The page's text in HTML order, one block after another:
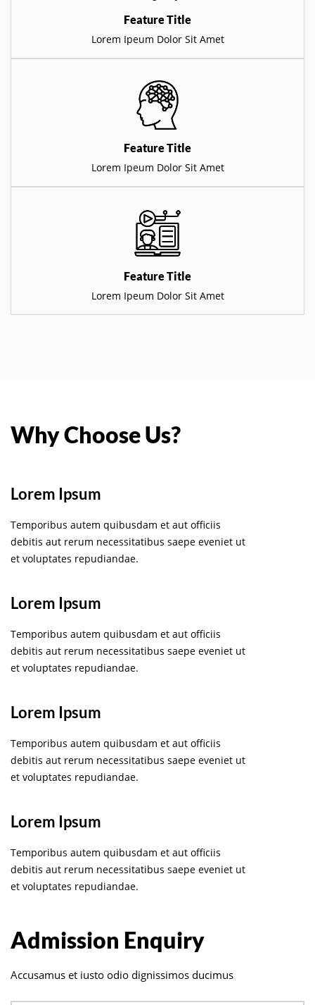
Feature Title
Lorem Ipeum Dolor Sit Amet
Feature Title
Lorem Ipeum Dolor Sit Amet
Feature Title
Lorem Ipeum Dolor Sit Amet
Why Choose Us?
Lorem Ipsum
Temporibus autem quibusdam et aut officiis
debitis aut rerum necessitatibus saepe eveniet ut
et voluptates repudiandae.
Lorem Ipsum
Temporibus autem quibusdam et aut officiis
debitis aut rerum necessitatibus saepe eveniet ut
et voluptates repudiandae.
Lorem Ipsum
Temporibus autem quibusdam et aut officiis
debitis aut rerum necessitatibus saepe eveniet ut
et voluptates repudiandae.
Lorem Ipsum
Temporibus autem quibusdam et aut officiis
debitis aut rerum necessitatibus saepe eveniet ut
et voluptates repudiandae.
Admission Enquiry
Accusamus et iusto odio dignissimos ducimus